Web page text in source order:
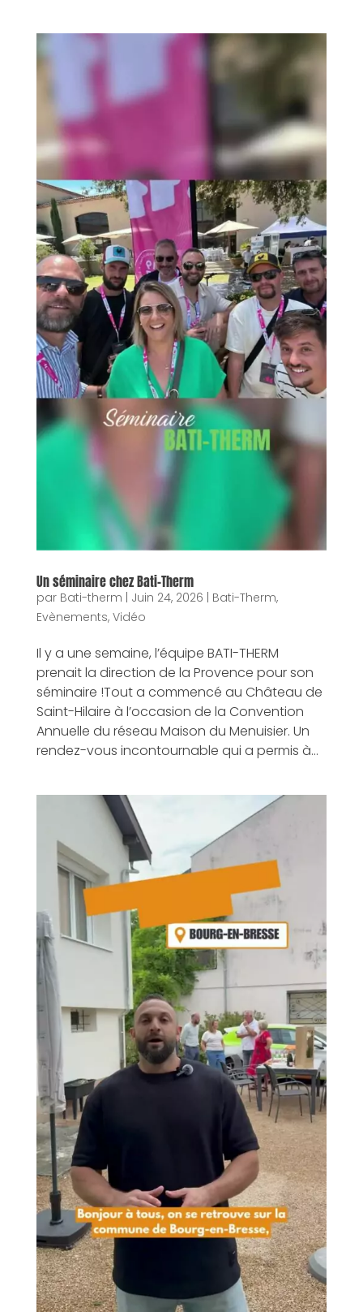
Un séminaire chez Bati-Therm
par Bati-therm Juin 24, 2026 Bati-Therm,
Evènements, Vidéo
Il y a une semaine, l’équipe BATI-THERM
prenait la direction de la Provence pour son
séminaire !Tout a commencé au Château de
Saint-Hilaire à l’occasion de la Convention
Annuelle du réseau Maison du Menuisier. Un
rendez-vous incontournable qui a permis à...